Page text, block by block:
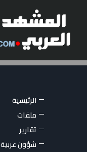
الرئيسية
ملفات
تقارير
شؤون عربية